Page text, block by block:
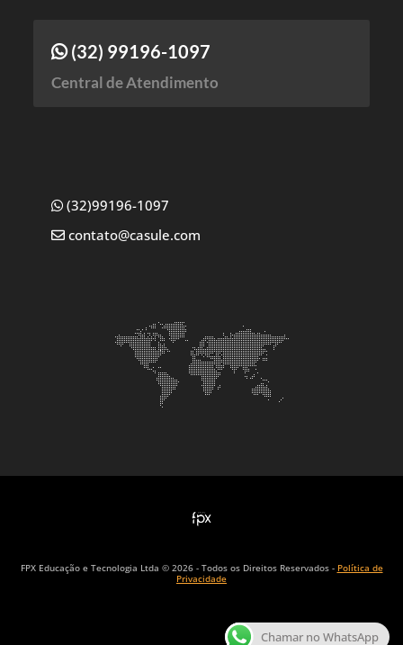
(32) 99196-1097
Central de Atendimento
(32)99196-1097
contato@casule.com
FPX Educação e Tecnologia Ltda © 2026 - Todos os Direitos Reservados - Política de
Privacidade
Chamar no WhatsApp